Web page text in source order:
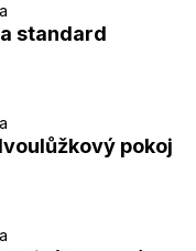
standard
pokoj